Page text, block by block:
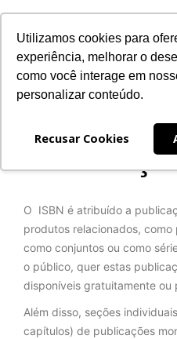
Utilizamos cookies para
experiência, melhorar o
como você interage em
personalizar conteúdo.
Recusar Cookies
Agência
N
O ISBN é atribuído a
produtos relacionados,
como conjuntos ou como
o público, quer estas
disponíveis gratuitamente ou
Além disso, seções
capítulos) de publicações